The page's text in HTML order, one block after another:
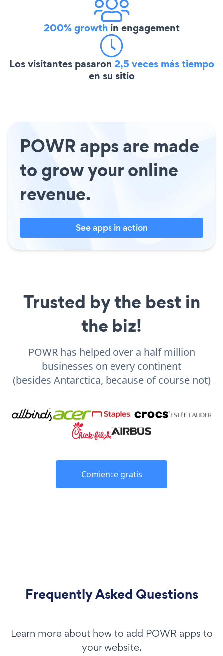
200% growth in engagement
Los visitantes pasaron 2,5 veces más tiempo
en su sitio
POWR apps are made
to grow your online
revenue.
See apps in action
Trusted by the best in
the biz!
POWR has helped over a half million
businesses on every continent
(besides Antarctica, because of course not)
Comience gratis
Frequently Asked Questions
Learn more about how to add POWR apps to
your website.